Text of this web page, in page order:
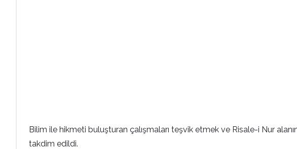
Bilim ile hikmeti buluşturan çalışmaları teşvik etmek ve Risale-i Nur
takdim edildi.